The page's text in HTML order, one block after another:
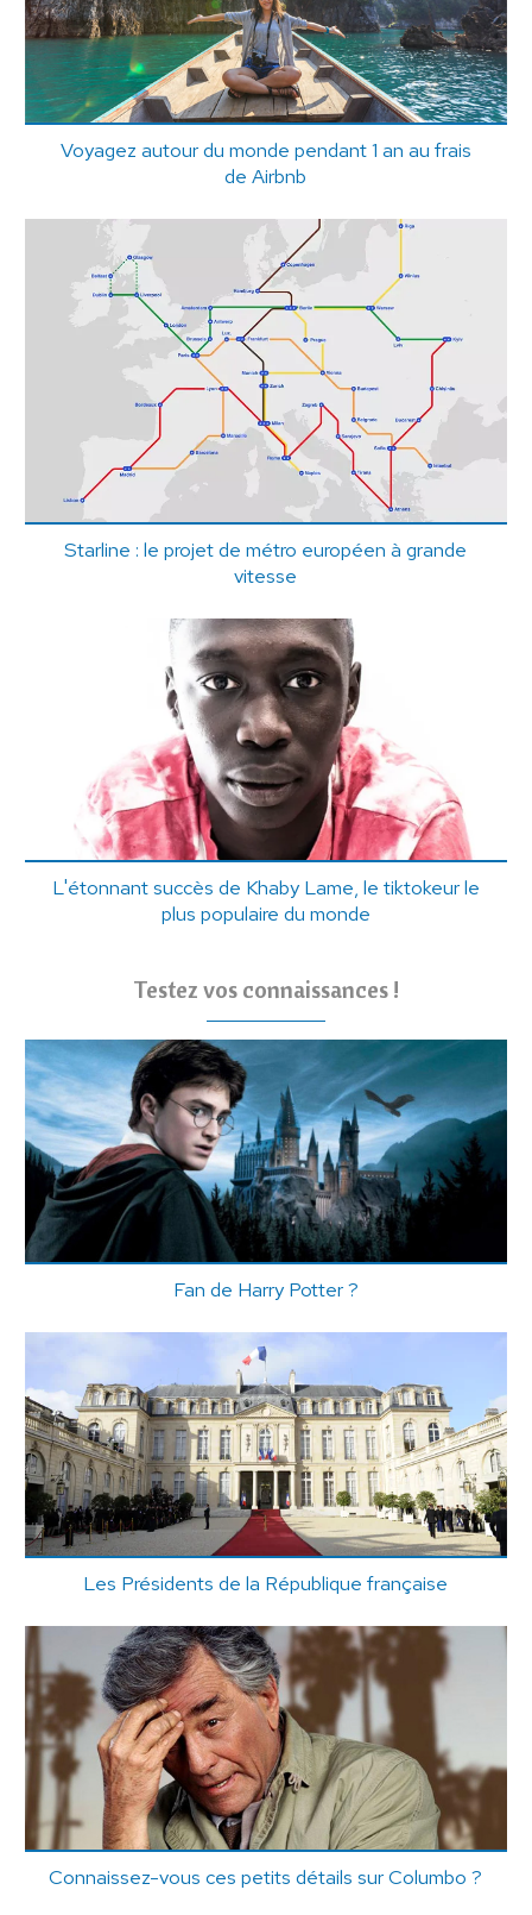
Voyagez autour du monde pendant 1 an au frais
de Airbnb
Starline : le projet de métro européen à grande
vitesse
L'étonnant succès de Khaby Lame, le tiktokeur le
plus populaire du monde
Testez vos connaissances !
Fan de Harry Potter ?
Les Présidents de la République française
Connaissez-vous ces petits détails sur Columbo ?